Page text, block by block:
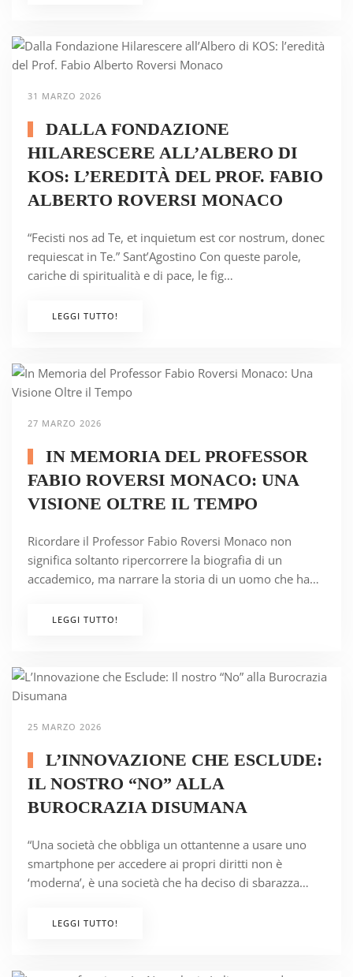
31 MARZO 2026
DALLA FONDAZIONE
HILARESCERE ALL’ALBERO DI
KOS: L’EREDITÀ DEL PROF. FABIO
ALBERTO ROVERSI MONACO
“Fecisti nos ad Te, et inquietum est cor nostrum, donec
requiescat in Te.” Sant’Agostino Con queste parole,
cariche di spiritualità e di pace, le fig…
LEGGI TUTTO!
27 MARZO 2026
IN MEMORIA DEL PROFESSOR
FABIO ROVERSI MONACO: UNA
VISIONE OLTRE IL TEMPO
Ricordare il Professor Fabio Roversi Monaco non
significa soltanto ripercorrere la biografia di un
accademico, ma narrare la storia di un uomo che ha…
LEGGI TUTTO!
25 MARZO 2026
L’INNOVAZIONE CHE ESCLUDE:
IL NOSTRO “NO” ALLA
BUROCRAZIA DISUMANA
“Una società che obbliga un ottantenne a usare uno
smartphone per accedere ai propri diritti non è
‘moderna’, è una società che ha deciso di sbarazza…
LEGGI TUTTO!